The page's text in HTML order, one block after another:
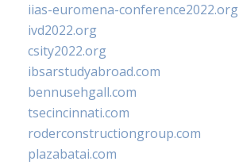
iias-euromena-conference2022.org
ivd2022.org
csity2022.org
ibsarstudyabroad.com
bennusehgall.com
tsecincinnati.com
roderconstructiongroup.com
plazabatai.com